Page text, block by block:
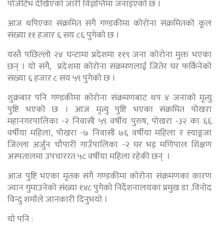
पोजेटिभ देखिएको जारी विज्ञप्तिमा जनाइएको छ ।
आज थपिएका संक्रमित संगै गण्डकीमा कोरोना संक्रमितको कूल
संख्या ११ हजार ६ सय ८६ पुगेको छ ।
यस्तै पछिल्लो २४ घन्टामा प्रदेशमा ११९ जना कोरोना मुक्त भएका
छन् । यो संगै, प्रदेशमा कोरोना संक्रमणलाई जितेर घर फर्किनेको
संख्या ६ हजार ८ सय ५९ पुगेको छ ।
शुक्रबार पनि गण्डकीमा कोरोना संक्रमणबाट थप ४ जनाको मृत्यु
पुष्टि भएको छ । आज मृत्यु पुष्टि भएका संक्रमित पोखरा
महानगरपालिका -२ निवासी ५९ वर्षीय पुरुष, पोखरा -३२ का ६६
वर्षीया महिला, पोखरा -७ निवासी ७६ वर्षीया महिला र स्याङ्गजा
जिल्ला अर्जुन चौपारी गाउँपालिका -२ घर भइ मणिपाल शिक्षण
अस्पतालमा उपचाररत ५८ वर्षीया महिला रहेकी छन् ।
आज पुष्टि भएका मृतक संगै गण्डकीमा कोरोना संक्रमणका कारण
ज्यान गुमाउनेको संख्या १४८ पुगेको निर्देशनालयका प्रमुख डा .विनोद
विन्दु शर्माले जानकारी दिनुभयाे ।
याे पनि :